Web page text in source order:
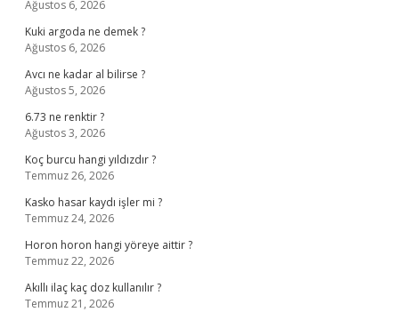
Ağustos 6, 2026
Kuki argoda ne demek ?
Ağustos 6, 2026
Avcı ne kadar al bilirse ?
Ağustos 5, 2026
6.73 ne renktir ?
Ağustos 3, 2026
Koç burcu hangi yıldızdır ?
Temmuz 26, 2026
Kasko hasar kaydı işler mi ?
Temmuz 24, 2026
Horon horon hangi yöreye aittir ?
Temmuz 22, 2026
Akıllı ilaç kaç doz kullanılır ?
Temmuz 21, 2026